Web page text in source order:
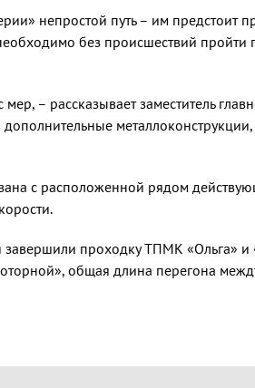
непростой путь – им предстоит
без происшествий пройти
– рассказывает заместитель
с расположенной рядом
проходку ТПМК «Ольга» и
общая длина перегона